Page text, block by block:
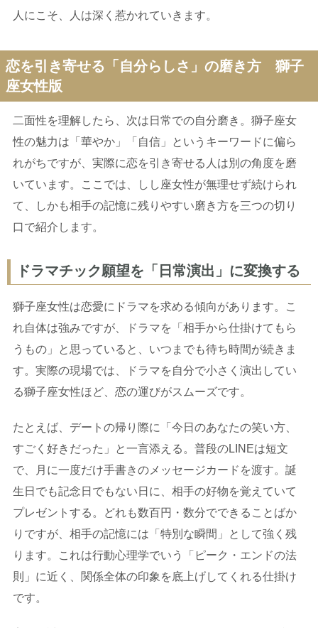
人にこそ、人は深く惹かれていきます。
恋を引き寄せる「自分らしさ」の磨き方 獅子
座女性版
二面性を理解したら、次は日常での自分磨き。獅子座女
性の魅力は「華やか」「自信」というキーワードに偏ら
れがちですが、実際に恋を引き寄せる人は別の角度を磨
いています。ここでは、しし座女性が無理せず続けられ
て、しかも相手の記憶に残りやすい磨き方を三つの切り
口で紹介します。
ドラマチック願望を「日常演出」に変換する
獅子座女性は恋愛にドラマを求める傾向があります。こ
れ自体は強みですが、ドラマを「相手から仕掛けてもら
うもの」と思っていると、いつまでも待ち時間が続きま
す。実際の現場では、ドラマを自分で小さく演出してい
る獅子座女性ほど、恋の運びがスムーズです。
たとえば、デートの帰り際に「今日のあなたの笑い方、
すごく好きだった」と一言添える。普段のLINEは短文
で、月に一度だけ手書きのメッセージカードを渡す。誕
生日でも記念日でもない日に、相手の好物を覚えていて
プレゼントする。どれも数百円・数分でできることばか
りですが、相手の記憶には「特別な瞬間」として強く残
ります。これは行動心理学でいう「ピーク・エンドの法
則」に近く、関係全体の印象を底上げしてくれる仕掛け
です。